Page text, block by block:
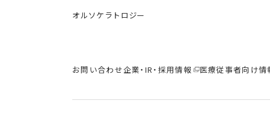
オルソケラトロジー
お問い合わせ企業・IR・採用情報 医療従事者向け情